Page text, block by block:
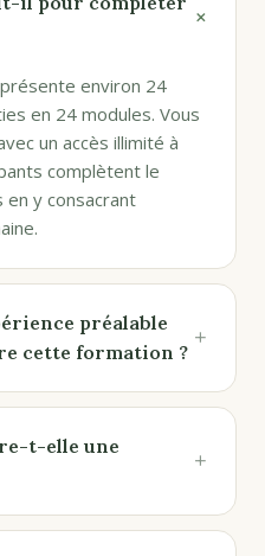
+
environ 24
en 24 modules. Vous
un accès illimité à
complètent le
y consacrant
préalable
cette formation ? +
t-elle une
+